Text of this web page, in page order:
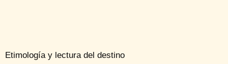
Etimología y lectura del destino